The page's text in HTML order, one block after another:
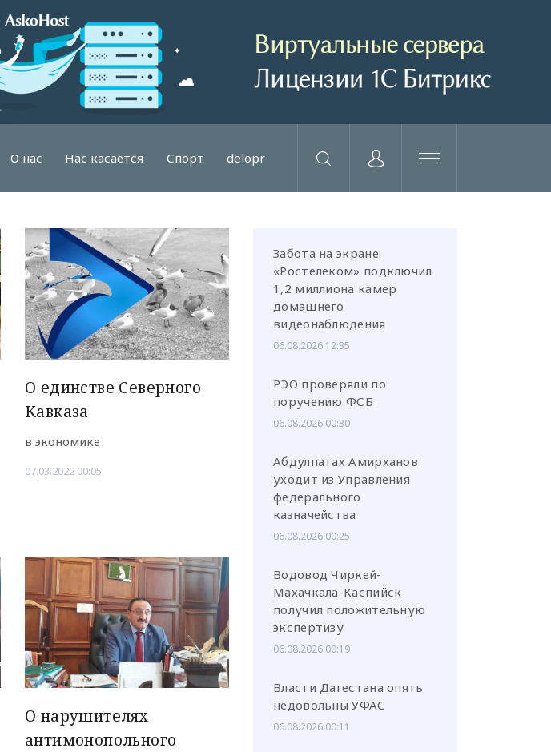
О нас Нас касается Спорт delopr
или через соц. сети
О единстве Северного
Кавказа
в экономике
07.03.2022 00:05
О нарушителях
антимонопольного
Забота на экране:
«Ростелеком» подключил
1,2 миллиона камер
домашнего
видеонаблюдения
06.08.2026 12:35
РЭО проверяли по
поручению ФСБ
06.08.2026 00:30
Абдулпатах Амирханов
уходит из Управления
федерального
казначейства
06.08.2026 00:25
Водовод Чиркей-
Махачкала-Каспийск
получил положительную
экспертизу
06.08.2026 00:19
Власти Дагестана опять
недовольны УФАС
06.08.2026 00:11